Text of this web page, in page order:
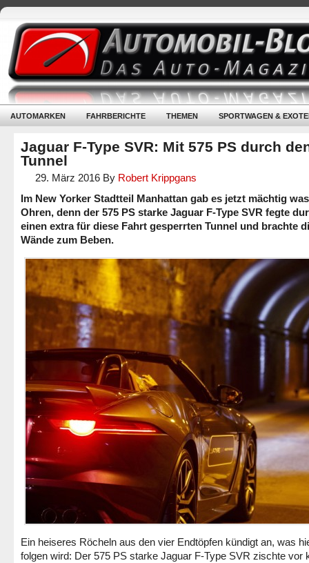
AUTOMARKEN FAHRBERICHTE THEMEN SPORTWAGEN &
Jaguar F-Type SVR: Mit 575 PS durch
Tunnel
29. März 2016 By Robert Krippgans
Im New Yorker Stadtteil Manhattan gab es jetzt mächtig
Ohren, denn der 575 PS starke Jaguar F-Type SVR fegte
einen extra für diese Fahrt gesperrten Tunnel und brachte
Wände zum Beben.
Ein heiseres Röcheln aus den vier Endtöpfen kündigt an, was
folgen wird: Der 575 PS starke Jaguar F-Type SVR zischte vor